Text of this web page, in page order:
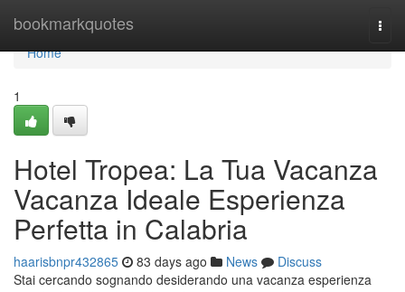
bookmarkquotes
Home
Home
1
Hotel Tropea: La Tua Vacanza
Vacanza Ideale Esperienza
Perfetta in Calabria
haarisbnpr432865 83 days ago News
Discuss
Stai cercando sognando desiderando una vacanza esperienza